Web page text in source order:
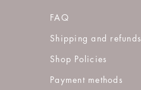
FAQ
Shipping and refunds
Shop Policies
Payment methods